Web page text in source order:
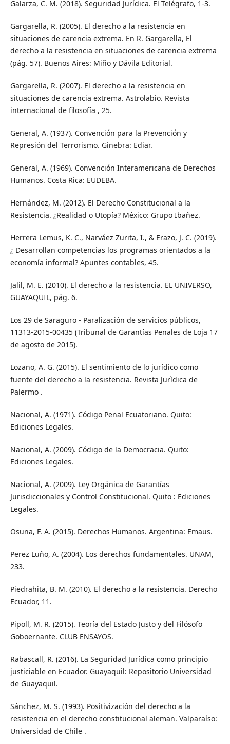
Galarza, C. M. (2018). Seguridad Jurídica. El Telégrafo, 1-3.
Gargarella, R. (2005). El derecho a la resistencia en
situaciones de carencia extrema. En R. Gargarella, El
derecho a la resistencia en situaciones de carencia extrema
(pág. 57). Buenos Aires: Miño y Dávila Editorial.
Gargarella, R. (2007). El derecho a la resistencia en
situaciones de carencia extrema. Astrolabio. Revista
internacional de filosofía , 25.
General, A. (1937). Convención para la Prevención y
Represión del Terrorismo. Ginebra: Ediar.
General, A. (1969). Convención Interamericana de Derechos
Humanos. Costa Rica: EUDEBA.
Hernández, M. (2012). El Derecho Constitucional a la
Resistencia. ¿Realidad o Utopía? México: Grupo Ibañez.
Herrera Lemus, K. C., Narváez Zurita, I., & Erazo, J. C. (2019).
¿ Desarrollan competencias los programas orientados a la
economía informal? Apuntes contables, 45.
Jalil, M. E. (2010). El derecho a la resistencia. EL UNIVERSO,
GUAYAQUIL, pág. 6.
Los 29 de Saraguro - Paralización de servicios públicos,
11313-2015-00435 (Tribunal de Garantías Penales de Loja 17
de agosto de 2015).
Lozano, A. G. (2015). El sentimiento de lo jurídico como
fuente del derecho a la resistencia. Revista Jurìdica de
Palermo .
Nacional, A. (1971). Código Penal Ecuatoriano. Quito:
Ediciones Legales.
Nacional, A. (2009). Código de la Democracia. Quito:
Ediciones Legales.
Nacional, A. (2009). Ley Orgánica de Garantías
Jurisdiccionales y Control Constitucional. Quito : Ediciones
Legales.
Osuna, F. A. (2015). Derechos Humanos. Argentina: Emaus.
Perez Luño, A. (2004). Los derechos fundamentales. UNAM,
233.
Piedrahita, B. M. (2010). El derecho a la resistencia. Derecho
Ecuador, 11.
Pipoll, M. R. (2015). Teoría del Estado Justo y del Filósofo
Goboernante. CLUB ENSAYOS.
Rabascall, R. (2016). La Seguridad Jurídica como principio
justiciable en Ecuador. Guayaquil: Repositorio Universidad
de Guayaquil.
Sánchez, M. S. (1993). Positivización del derecho a la
resistencia en el derecho constitucional aleman. Valparaíso:
Universidad de Chile .